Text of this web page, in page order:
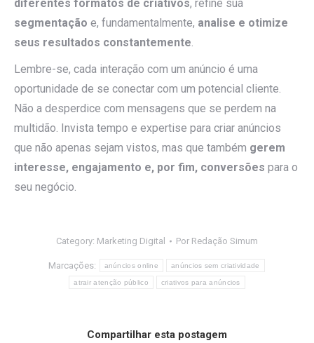
diferentes formatos de criativos, refine sua
segmentação e, fundamentalmente, analise e otimize
seus resultados constantemente.
Lembre-se, cada interação com um anúncio é uma
oportunidade de se conectar com um potencial cliente.
Não a desperdice com mensagens que se perdem na
multidão. Invista tempo e expertise para criar anúncios
que não apenas sejam vistos, mas que também gerem
interesse, engajamento e, por fim, conversões para o
seu negócio.
Category: Marketing Digital Por Redação Simum
Marcações: anúncios online anúncios sem criatividade
atrair atenção público criativos para anúncios
Compartilhar esta postagem